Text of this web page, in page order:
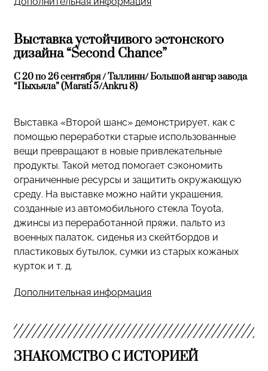
Выставка устойчивого эстонского
дизайна “Second Chance”
С 20 по 26 сентября / Таллинн/ Большой ангар завода
“Пыхьяла” (Marati 5/Ankru 8)
Выставка «Второй шанс» демонстрирует, как с
помощью переработки старые использованные
вещи превращают в новые привлекательные
продукты. Такой метод помогает сэкономить
ограниченные ресурсы и защитить окружающую
среду. На выставке можно найти украшения,
созданные из автомобильного стекла Toyota,
джинсы из переработанной пряжи, пальто из
военных палаток, сиденья из скейтбордов и
пластиковых бутылок, сумки из старых кожаных
курток и т. д.
Дополнительная информация
ЗНАКОМСТВО С ИСТОРИЕЙ